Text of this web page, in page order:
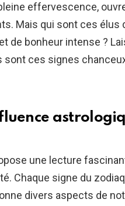
effervescence,
Mais qui sont ces élus
de bonheur intense ?
ces signes
une lecture
Chaque signe du
divers aspects de